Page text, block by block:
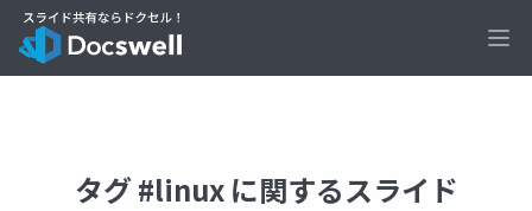
タグ #linux に関するスライド